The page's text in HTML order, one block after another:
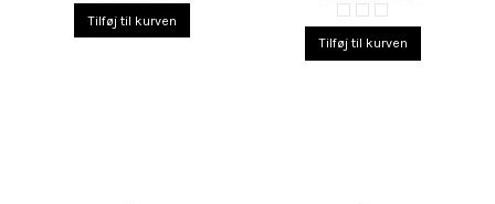
Tilføj til kurven
Tilføj til kurven